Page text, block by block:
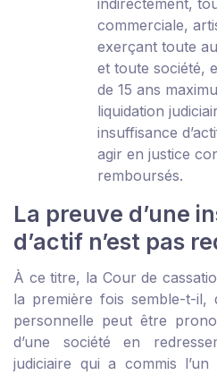
indirectement,
commerciale,
exerçant toute
et toute société,
de 15 ans
liquidation
insuffisance
agir en justice
remboursés.
La preuve d’une
d’actif n’est pas
À ce titre, la Cour de
la première fois semble-t-il,
personnelle peut être
d’une société en
judiciaire qui a commis